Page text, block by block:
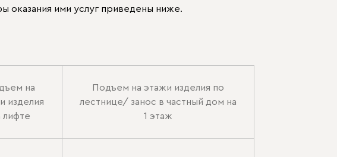
оказания ими услуг приведены ниже.
на
изделия
лифте
Подъем на этажи изделия по
лестнице/ занос в частный дом на
1 этаж